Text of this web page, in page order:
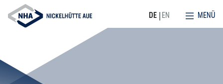
MENÜ
DE EN